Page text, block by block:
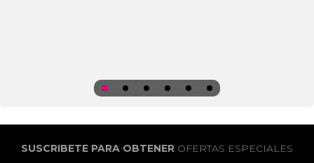
SUSCRIBETE PARA OBTENER OFERTAS ESPECIALES